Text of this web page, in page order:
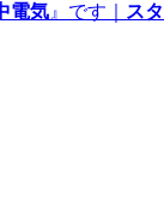
電気 』です｜
スタ